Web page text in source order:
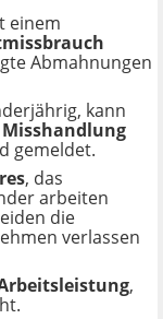
einem
Abmahnungen
kann
Misshandlung
gemeldet.
, das
arbeiten
die
verlassen
,